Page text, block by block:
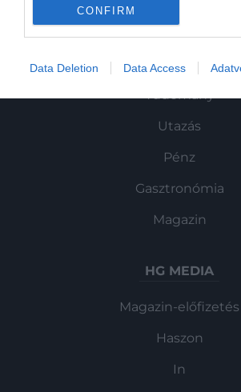
CONFIRM
Data Deletion Data Access
ROVATOK
Kultúra
Tudomány
Utazás
Pénz
Gasztronómia
Magazin
HG MEDIA
Magazin-előfizetés
Haszon
In